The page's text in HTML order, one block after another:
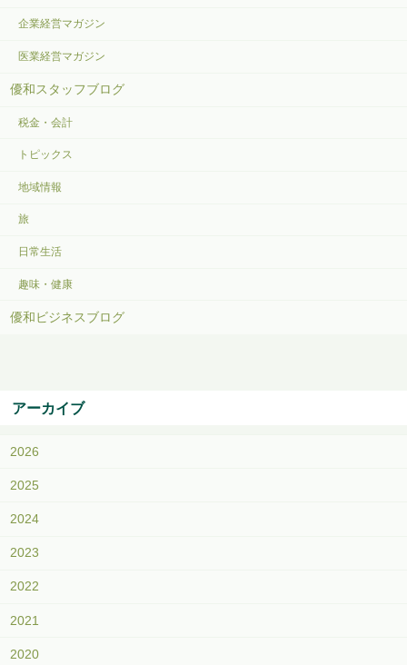
企業経営マガジン
医業経営マガジン
優和スタッフブログ
税金・会計
トピックス
地域情報
旅
日常生活
趣味・健康
優和ビジネスブログ
アーカイブ
2026
2025
2024
2023
2022
2021
2020